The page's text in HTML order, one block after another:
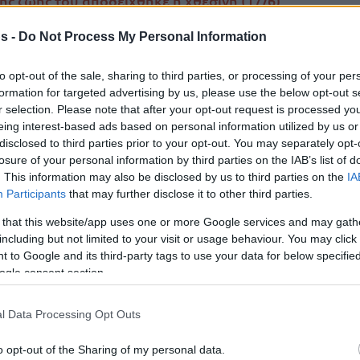
- Do Not Process My Personal Information
opt-out of the sale, sharing to third parties, or processing of your
for targeted advertising by us, please use the below opt-out
selection. Please note that after your opt-out request is processed
interest-based ads based on personal information utilized by us
to third parties prior to your opt-out. You may separately
of your personal information by third parties on the IAB’s list of
This information may also be disclosed by us to third parties on the
Participants that may further disclose it to other third parties.
that this website/app uses one or more Google services and may
but not limited to your visit or usage behaviour. You may
to Google and its third-party tags to use your data for below
consent section.
Data Processing Opt Outs
opt-out of the Sharing of my personal data.
αποχώρηση του από τα παρκέ.
info@eurohoops.net
Ο Ολυμπιακός
κατέκτησε το
Πρωτάθλημα Ελλάδας κόντρα στον
Παναθηναϊκόμε 3-0 νίκες στο ΣΕΦ
και πρωταγωνιστικό ρόλο στους
αρχηγός Γιώργος Πρίντεζηςπου
ανακοίνωσε και επίσημα την
δράση.
φανέλες με το όνομα του και το
αποθεώθηκε από όλους τους συμπαίκτες